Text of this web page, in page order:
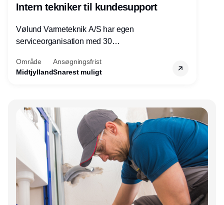
Intern tekniker til kundesupport
Vølund Varmeteknik A/S har egen
serviceorganisation med 30
søger nu endnu en teknisk kollega - denne
gang til kundesupport på kontoret i Herning.
Område
Midtjylland
Ansøgningsfrist
Snarest muligt
Annonce